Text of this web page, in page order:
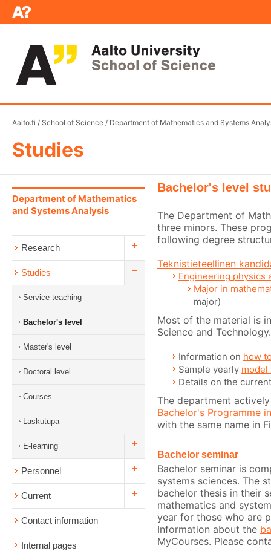
Aalto.fi / School of Science / Department of Mathematics and Systems
Studies
Department of Mathematics
and Systems Analysis
Research
Studies
Service teaching
Bachelor's level
Master's level
Doctoral level
Courses
Laskutupa
E-learning
Personnel
Current
Contact information
Internal pages
Bachelor's level
The Department of
three minors. These
following degree
Teknistieteellinen
Engineering physics
Major in
major)
Most of the material is
Science and Technology.
Information on how
Sample yearly model
Details on the
The department
Bachelor's Programme
with the same name in
Bachelor seminar
Bachelor seminar is
systems sciences. The
bachelor thesis in their
mathematics and
year for those who are
Information about the
MyCourses. Please